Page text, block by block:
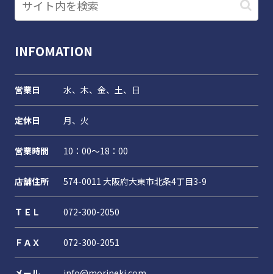
INFOMATION
営業日 水、木、金、土、日
定休日 月、火
営業時間 10：00～18：00
店舗住所 574-0011 大阪府大東市北条4丁目3-9
ＴＥＬ 072-300-2050
ＦＡＸ 072-300-2051